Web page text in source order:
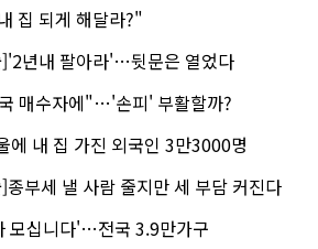
집 되게 해달라?"
년내 팔아라'…뒷문은 열었다
매수자에"…'손피' 부활할까?
내 집 가진 외국인 3만3000명
부세 낼 사람 줄지만 세 부담 커진다
모십니다'…전국 3.9만가구